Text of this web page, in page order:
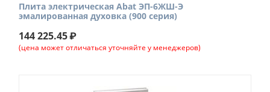
Плита электрическая Abat ЭП-6ЖШ-Э
эмалированная духовка (900 серия)
144 225.45₽
(цена может отличаться уточняйте у менеджеров)